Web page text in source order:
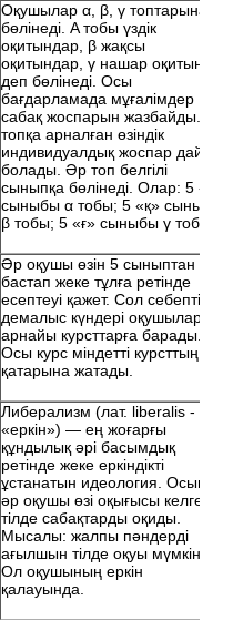
Оқушылар α, β, γ топтарына
бөлінеді. Α тобы үздік
оқитындар, β жақсы
оқитындар, γ нашар оқитындар
деп бөлінеді. Осы
бағдарламада мұғалімдер
сабақ жоспарын жазбайды. Әр
топқа арналған өзіндік
индивидуалдық жоспар дайын
болады. Әр топ белгілі
сыныпқа бөлінеді. Олар: 5 «ә»
сыныбы α тобы; 5 «қ» сыныбы
β тобы; 5 «ғ» сыныбы γ тобы.
Әр оқушы өзін 5 сыныптан
бастап жеке тұлға ретінде
есептеуі қажет. Сол себепті
демалыс күндері оқушылар
арнайы курсттарға барады.
Осы курс міндетті курсттың
қатарына жатады.
Либерализм (лат. liberalis -
«еркін») — ең жоғарғы
құндылық әрі басымдық
ретінде жеке еркіндікті
ұстанатын идеология. Осында
әр оқушы өзі оқығысы келген
тілде сабақтарды оқиды.
Мысалы: жалпы пәндерді
ағылшын тілде оқуы мүмкін.
Ол оқушының еркін
қалауында.